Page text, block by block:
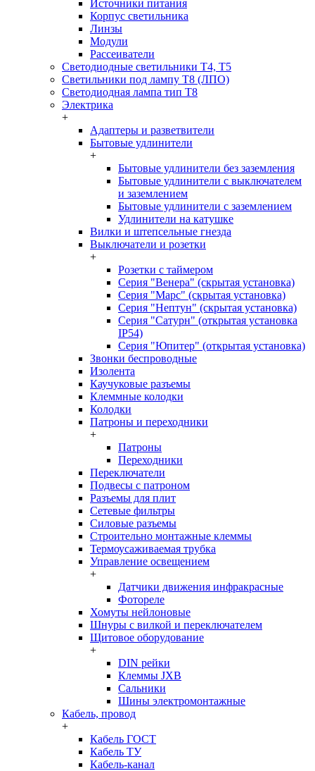
Источники питания
Корпус светильника
Линзы
Модули
Рассеиватели
Светодиодные светильники T4, T5
Светильники под лампу Т8 (ЛПО)
Светодиодная лампа тип T8
Электрика
+
Адаптеры и разветвители
Бытовые удлинители
+
Бытовые удлинители без заземления
Бытовые удлинители с выключателем
и заземлением
Бытовые удлинители с заземлением
Удлинители на катушке
Вилки и штепсельные гнезда
Выключатели и розетки
+
Розетки с таймером
Серия "Венера" (скрытая установка)
Серия "Марс" (скрытая установка)
Серия "Нептун" (скрытая установка)
Серия "Сатурн" (открытая установка
IP54)
Серия "Юпитер" (открытая установка)
Звонки беспроводные
Изолента
Каучуковые разъемы
Клеммные колодки
Колодки
Патроны и переходники
+
Патроны
Переходники
Переключатели
Подвесы с патроном
Разъемы для плит
Сетевые фильтры
Силовые разъемы
Строительно монтажные клеммы
Термоусаживаемая трубка
Управление освещением
+
Датчики движения инфракрасные
Фотореле
Хомуты нейлоновые
Шнуры с вилкой и переключателем
Щитовое оборудование
+
DIN рейки
Клеммы JXB
Сальники
Шины электромонтажные
Кабель, провод
+
Кабель ГОСТ
Кабель ТУ
Кабель-канал